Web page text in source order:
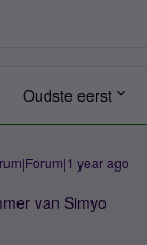
Oudste eerst
year ago
van Simyo